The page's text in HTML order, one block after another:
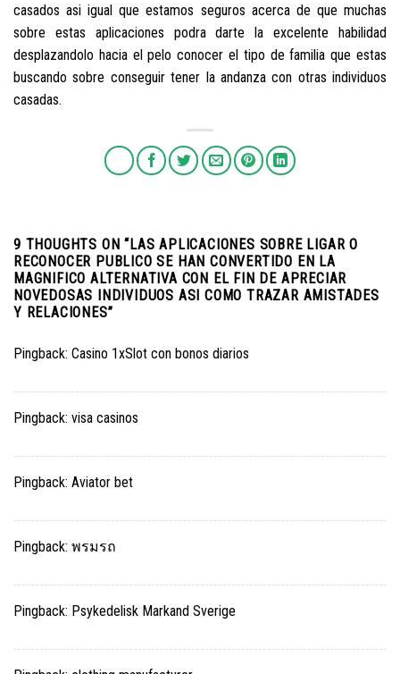
casados asi­ igual que estamos seguros acerca de que muchas
sobre estas aplicaciones podra darte la excelente habilidad
desplazandolo hacia el pelo conocer el tipo de familia que estas
buscando sobre conseguir tener la andanza con otras individuos
casadas.
9 THOUGHTS ON “LAS APLICACIONES SOBRE LIGAR O
RECONOCER PUBLICO SE HAN CONVERTIDO EN LA
MAGNIFICO ALTERNATIVA CON EL FIN DE APRECIAR
NOVEDOSAS INDIVIDUOS ASI­ COMO TRAZAR AMISTADES
Y RELACIONES”
Pingback: Casino 1xSlot con bonos diarios
Pingback: visa casinos
Pingback: Aviator bet
Pingback: พรมรถ
Pingback: Psykedelisk Markand Sverige